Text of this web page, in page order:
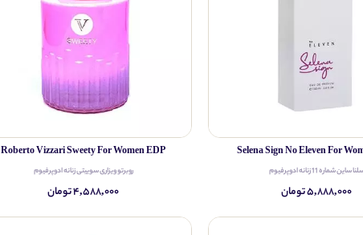
Selena Sign No Eleven For
ساین شماره 11 زنانه ادوپرفیوم
۵,۸۸۸,۰۰۰ تومان
Roberto Vizzari Sweety For Women EDP
روبرتو ویزاری سوییتی زنانه ادوپرفیوم
۴,۵۸۸,۰۰۰ تومان